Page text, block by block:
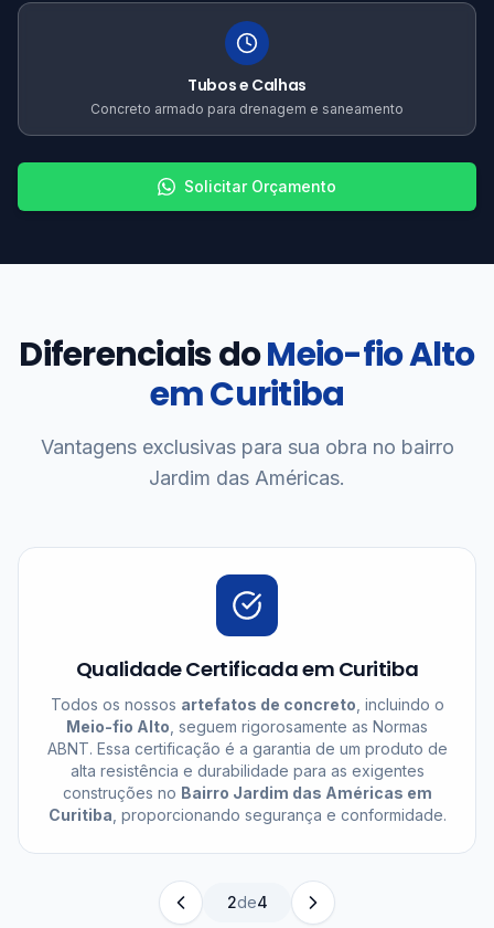
Tubos e Calhas
Concreto armado para drenagem e saneamento
Solicitar Orçamento
Diferenciais doMeio-fio Alto
em Curitiba
Vantagens exclusivas para sua obra no bairro
Jardim das Américas.
Qualidade Certificada em Curitiba
Todos os nossos artefatos de concreto , incluindo o
Meio-fio Alto , seguem rigorosamente as Normas
ABNT. Essa certificação é a garantia de um produto de
alta resistência e durabilidade para as exigentes
construções no Bairro Jardim das Américas em
Curitiba , proporcionando segurança e conformidade.
2de4